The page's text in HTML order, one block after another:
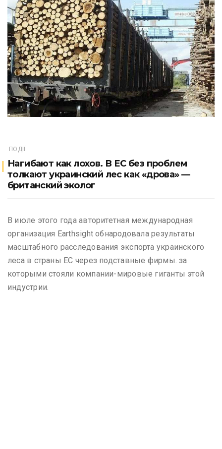
ПОДІЇ
Нагибают как лохов. В ЕС без проблем
толкают украинский лес как «дрова» —
британский эколог
В июле этого года авторитетная международная
организация Earthsight обнародовала результаты
масштабного расследования экспорта украинского
леса в страны ЕС через подставные фирмы. за
которыми стояли компании-мировые гиганты этой
индустрии.